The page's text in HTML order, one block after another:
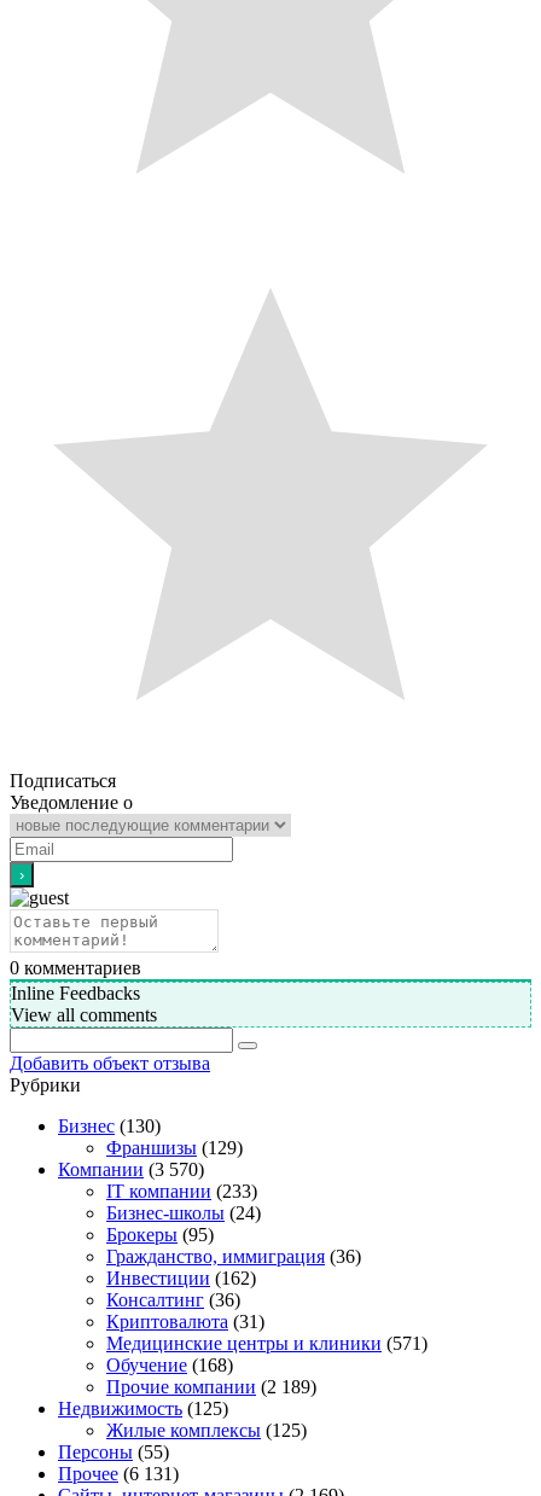
Подписаться
Уведомление о
0 комментариев
Inline Feedbacks
View all comments
Добавить объект отзыва
Рубрики
Бизнес (130)
Франшизы (129)
Компании (3 570)
IT компании (233)
Бизнес-школы (24)
Брокеры (95)
Гражданство, иммиграция (36)
Инвестиции (162)
Консалтинг (36)
Криптовалюта (31)
Медицинские центры и клиники (571)
Обучение (168)
Прочие компании (2 189)
Недвижимость (125)
Жилые комплексы (125)
Персоны (55)
Прочее (6 131)